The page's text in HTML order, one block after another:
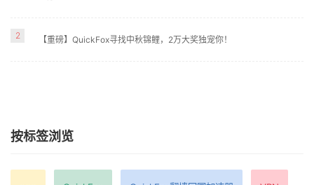
2 【重磅】QuickFox寻找中秋锦鲤，2万大奖独宠你！
按标签浏览